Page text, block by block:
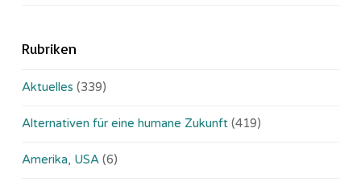
Rubriken
Aktuelles (339)
Alternativen für eine humane Zukunft (419)
Amerika, USA (6)